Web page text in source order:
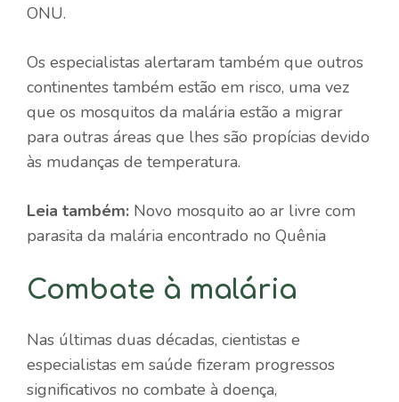
ONU.
Os especialistas alertaram também que outros
continentes também estão em risco, uma vez
que os mosquitos da malária estão a migrar
para outras áreas que lhes são propícias devido
às mudanças de temperatura.
Leia também: Novo mosquito ao ar livre com
parasita da malária encontrado no Quênia
Combate à malária
Nas últimas duas décadas, cientistas e
especialistas em saúde fizeram progressos
significativos no combate à doença,